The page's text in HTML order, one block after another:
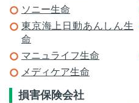
ソニー生命
東京海上日動あんしん生
命
マニュライフ生命
メディケア生命
損害保険会社